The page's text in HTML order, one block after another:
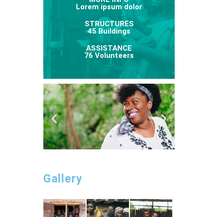
Lorem ipsum dolor
STRUCTURES
45 Buildings
ASSISTANCE
76 Volunteers
Gallery